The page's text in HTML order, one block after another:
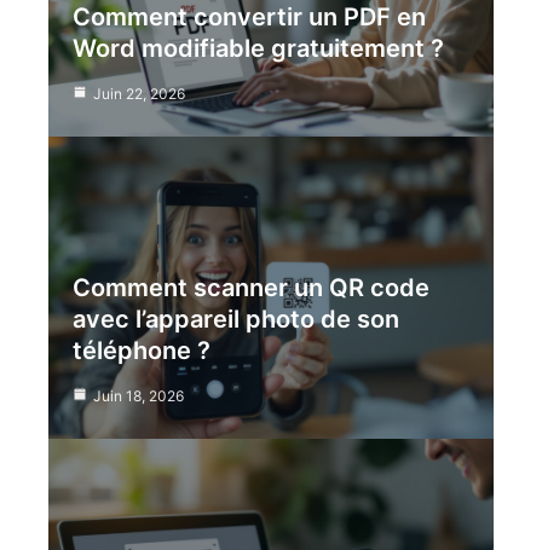
Comment convertir un PDF en
Word modifiable gratuitement ?
Juin 22, 2026
Comment scanner un QR code
avec l’appareil photo de son
téléphone ?
Juin 18, 2026